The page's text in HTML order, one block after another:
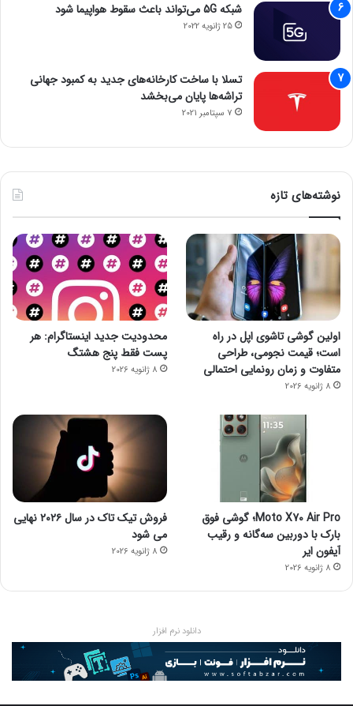
شبکه 5G می‌تواند باعث سقوط هواپیما شود
25 ژانویه 2022
تسلا با ساخت کارخانه‌های جدید به کمبود جهانی
تراشه‌ها پایان می‌بخشد
7 سپتامبر 2021
نوشته‌های تازه
اولین گوشی تاشوی اپل در راه
است؛ قیمت نجومی، طراحی
متفاوت و زمان رونمایی احتمالی
8 ژانویه 2026
محدودیت جدید اینستاگرام: هر
پست فقط پنج هشتگ
8 ژانویه 2026
Moto X70 Air Pro؛ گوشی فوق
بارک با دوربین سه‌گانه و رقیب
آیفون ایر
8 ژانویه 2026
فروش تیک تاک در سال ۲۰۲۶ نهایی
می شود
8 ژانویه 2026
دانلود نرم افزار